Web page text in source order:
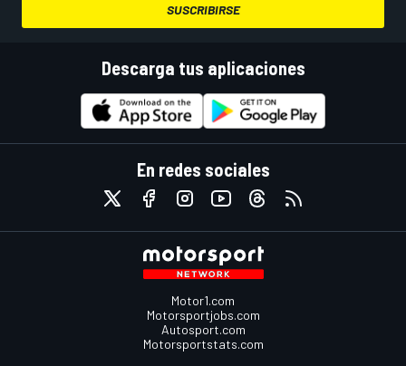
SUSCRIBIRSE
Descarga tus aplicaciones
En redes sociales
Motor1.com
Motorsportjobs.com
Autosport.com
Motorsportstats.com